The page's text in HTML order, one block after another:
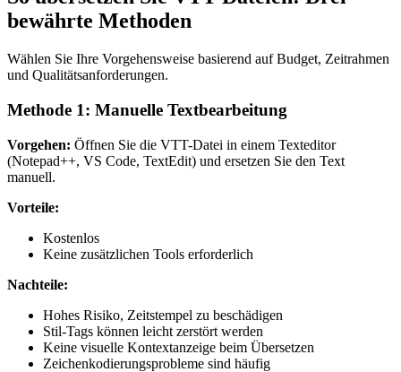
bewährte Methoden
Wählen Sie Ihre Vorgehensweise basierend auf Budget, Zeitrahmen
und Qualitätsanforderungen.
Methode 1: Manuelle Textbearbeitung
Vorgehen: Öffnen Sie die VTT-Datei in einem Texteditor
(Notepad++, VS Code, TextEdit) und ersetzen Sie den Text
manuell.
Vorteile:
Kostenlos
Keine zusätzlichen Tools erforderlich
Nachteile:
Hohes Risiko, Zeitstempel zu beschädigen
Stil-Tags können leicht zerstört werden
Keine visuelle Kontextanzeige beim Übersetzen
Zeichenkodierungsprobleme sind häufig